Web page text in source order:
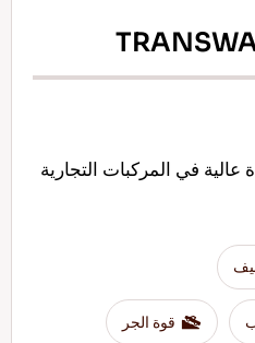
في المركبات التجارية
قوة الجر